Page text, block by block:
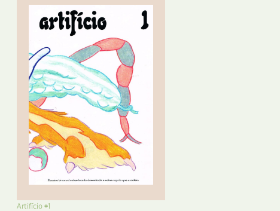
Artifício #1